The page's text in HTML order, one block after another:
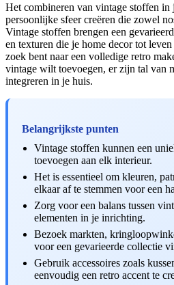
Het combineren van vintage stoffen in
persoonlijke sfeer creëren die zowel
Vintage stoffen brengen een
en texturen die je home decor tot
zoek bent naar een volledige retro
vintage wilt toevoegen, er zijn tal van
integreren in je huis.
Belangrijkste punten
Vintage stoffen kunnen een
toevoegen aan elk interieur.
Het is essentieel om kleuren,
elkaar af te stemmen voor een
Zorg voor een balans tussen
elementen in je inrichting.
Bezoek markten,
voor een gevarieerde collectie
Gebruik accessoires zoals
eenvoudig een retro accent te